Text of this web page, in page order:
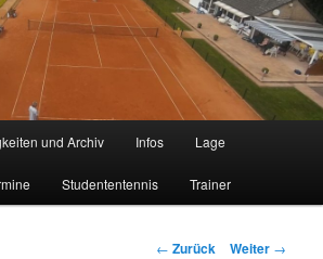
und Archiv Infos Lage
Studententennis Trainer
Beitrags-
← Zurück Weiter →